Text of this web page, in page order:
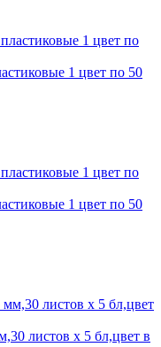
1 цвет по 50
1 цвет по 50
листов x 5 бл,цвет в